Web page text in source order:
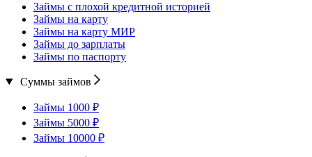
Займы с плохой кредитной историей
Займы на карту
Займы на карту МИР
Займы до зарплаты
Займы по паспорту
Суммы займов
Займы 1000 ₽
Займы 5000 ₽
Займы 10000 ₽